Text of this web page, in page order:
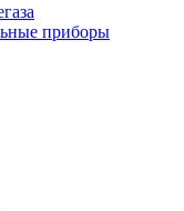
приборы